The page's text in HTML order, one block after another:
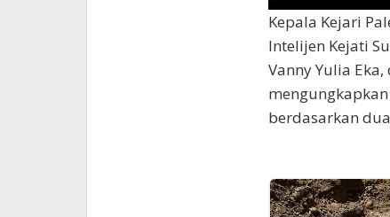
Kepala Kejari
Intelijen Kejati
Vanny Yulia
berdasarkan